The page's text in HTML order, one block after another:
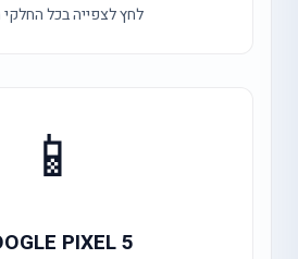
לחץ לצפייה בכל החלקי
📱
PIXEL 5